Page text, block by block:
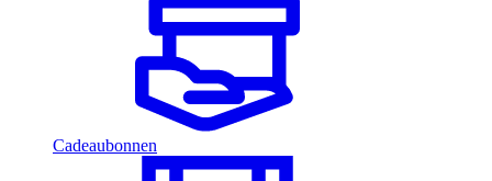
Cadeaubonnen